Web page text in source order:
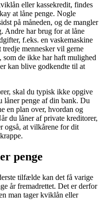
eller kassekredit, findes
at låne penge. Nogle
på måneden, og de mangler
Andre har brug for at låne
f.eks. en vaskemaskine
mennesker vil gerne
de ikke har haft mulighed
kan blive godkendte til at
skal du typisk ikke opgive
låner penge af din bank. Du
en plan over, hvordan og
du låner af private kreditorer,
også, at vilkårene for dit
penge
tilfælde kan det få varige
år fremadrettet. Det er derfor
man tager kviklån eller